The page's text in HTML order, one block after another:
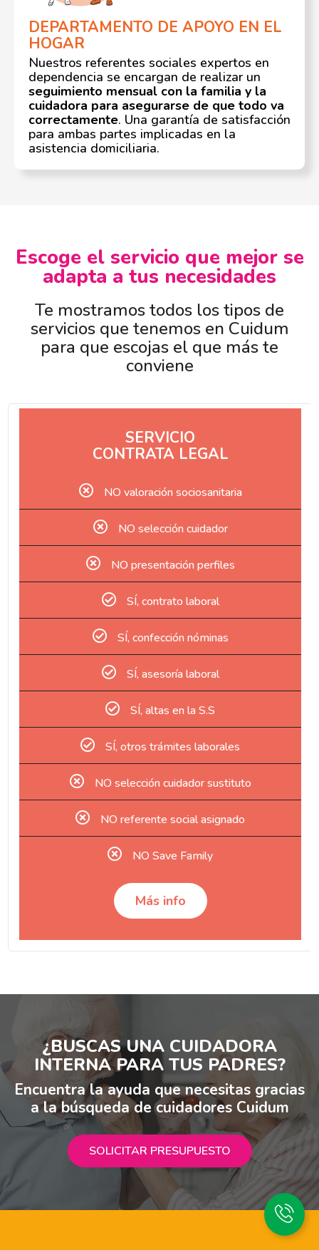
DEPARTAMENTO DE APOYO EN EL
HOGAR
Nuestros referentes sociales expertos en
dependencia se encargan de realizar un
seguimiento mensual con la familia y la
cuidadora para asegurarse de que todo va
correctamente. Una garantía de satisfacción
para ambas partes implicadas en la
asistencia domiciliaria.
Escoge el servicio que mejor se
adapta a tus necesidades
Te mostramos todos los tipos de
servicios que tenemos en Cuidum
para que escojas el que más te
conviene
SERVICIO
CONTRATA LEGAL
NO valoración sociosanitaria
NO selección cuidador
NO presentación perfiles
SÍ, contrato laboral
SÍ, confección nóminas
SÍ, asesoría laboral
SÍ, altas en la S.S
SÍ, otros trámites laborales
NO selección cuidador sustituto
NO referente social asignado
NO Save Family
Más info
¿BUSCAS UNA CUIDADORA
INTERNA PARA TUS PADRES?
Encuentra la ayuda que necesitas gracias
a la búsqueda de cuidadores Cuidum
SOLICITAR PRESUPUESTO